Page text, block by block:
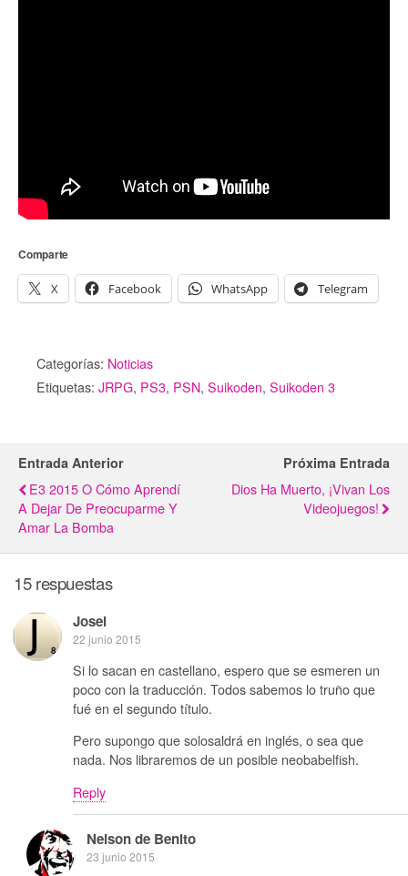
Comparte
X Facebook WhatsApp Telegram
Categorías: Noticias
Etiquetas: JRPG, PS3, PSN, Suikoden, Suikoden 3
Entrada Anterior
E3 2015 O Cómo Aprendí
A Dejar De Preocuparme Y
Amar La Bomba
Próxima Entrada
Dios Ha Muerto, ¡Vivan Los
Videojuegos!
15 respuestas
Josei
22 junio 2015
Si lo sacan en castellano, espero que se esmeren un
poco con la traducción. Todos sabemos lo truño que
fué en el segundo título.
Pero supongo que solosaldrá en inglés, o sea que
nada. Nos libraremos de un posible neobabelfish.
Reply
Nelson de Benito
23 junio 2015